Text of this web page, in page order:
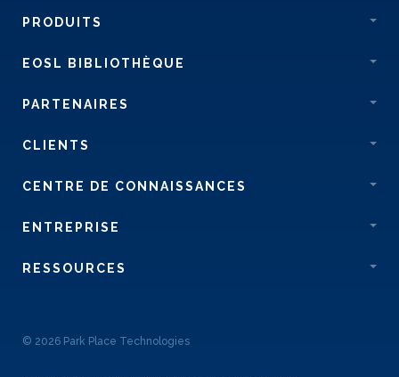
PRODUITS
EOSL BIBLIOTHÈQUE
PARTENAIRES
CLIENTS
CENTRE DE CONNAISSANCES
ENTREPRISE
RESSOURCES
© 2026 Park Place Technologies